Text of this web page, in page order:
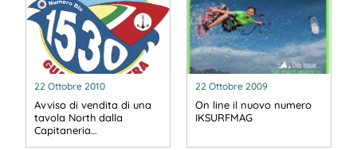
22 Ottobre 2010
Avviso di vendita di una
tavola North dalla
Capitaneria…
22 Ottobre 2009
On line il nuovo numero
IKSURFMAG